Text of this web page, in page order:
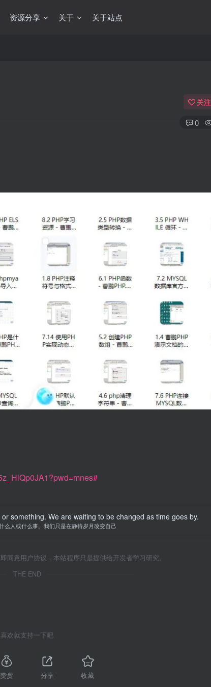
资源分享 关于 关于站点
关注
0
something. We are waiting to be changed as time goes by.
么人或什么事。我们只是在静待岁月改变自己
意用户协议，本站程序只是提供给开发者学习研究。
THE END
喜欢就支持一下吧
赞赏 分享 收藏